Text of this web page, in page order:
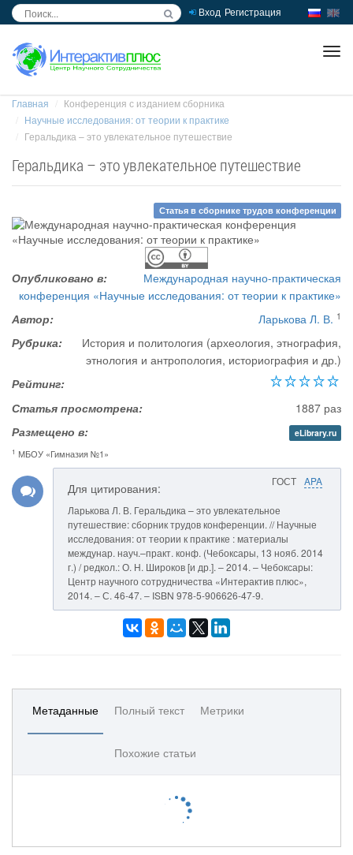
Вход Регистрация
Главная
Конференция с изданием сборника
Научные исследования: от теории к практике
Геральдика – это увлекательное путешествие
Геральдика – это увлекательное путешествие
Статья в сборнике трудов конференции
Опубликовано в:
Международная научно-практическая
конференция «Научные исследования: от теории к практике»
Автор:
Ларькова Л. В. 1
Рубрика:
История и политология (археология, этнография,
этнология и антропология, историография и др.)
Рейтинг:
Статья просмотрена:
1887 раз
Размещено в:
eLibrary.ru
1 МБОУ «Гимназия №1»
ГОСТ APA
Для цитирования:
Ларькова Л. В. Геральдика – это увлекательное
путешествие: сборник трудов конференции. // Научные
исследования: от теории к практике : материалы
междунар. науч.–практ. конф. (Чебоксары, 13 нояб. 2014
г.) / редкол.: О. Н. Широков [и др.]. – 2014. – Чебоксары:
Центр научного сотрудничества «Интерактив плюс»,
2014. – С. 46-47. – ISBN 978-5-906626-47-9.
Метаданные Полный текст Метрики
Похожие статьи